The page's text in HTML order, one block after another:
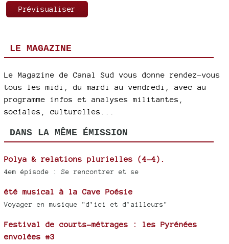
LE MAGAZINE
Le Magazine de Canal Sud vous donne rendez-vous
tous les midi, du mardi au vendredi, avec au
programme infos et analyses militantes,
sociales, culturelles...
DANS LA MÊME ÉMISSION
Polya & relations plurielles (4-4).
4em épisode : Se rencontrer et se
été musical à la Cave Poésie
Voyager en musique "d’ici et d’ailleurs"
Festival de courts-métrages : les Pyrénées
envolées #3